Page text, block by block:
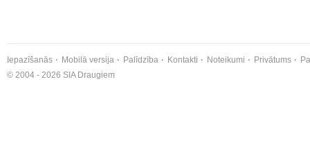
Iepazīšanās Mobilā versija Palīdzība Kontakti Noteikumi Privātums
© 2004 - 2026 SIA Draugiem